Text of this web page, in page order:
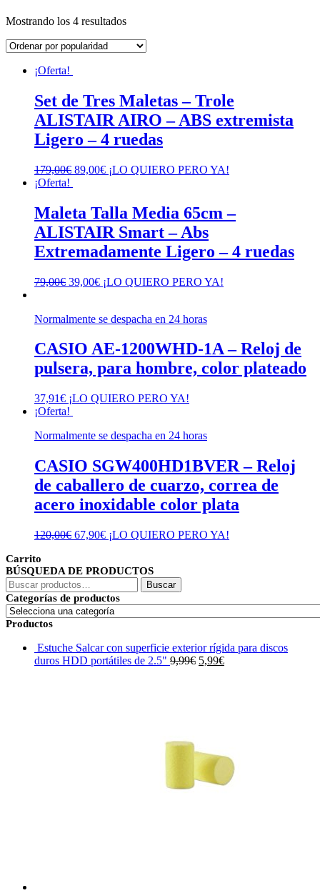
Mostrando los 4 resultadosOrdenado
popularidad
¡Oferta!
Set de Tres Maletas – Trole
ALISTAIR AIRO – ABS extremista
Ligero – 4 ruedas
179,00€ El
era:
179,00€.
89,00€El
es:
89,00€.
¡LO QUIERO PERO YA!
¡Oferta!
Maleta Talla Media 65cm –
ALISTAIR Smart – Abs
Extremadamente Ligero – 4 ruedas
79,00€ El
era:
39,00€El
es:
¡LO QUIERO PERO YA!
Normalmente se despacha en 24 horas
CASIO AE-1200WHD-1A – Reloj de
pulsera, para hombre, color plateado
37,91€ ¡LO QUIERO PERO YA!
¡Oferta!
Normalmente se despacha en 24 horas
CASIO SGW400HD1BVER – Reloj
de caballero de cuarzo, correa de
acero inoxidable color plata
120,00€ El
era:
120,00€.
67,90€El
es:
¡LO QUIERO PERO YA!
Carrito
BÚSQUEDA DE PRODUCTOS
Buscar
por:
Buscar
Categorías de productos
Productos
Estuche Salcar con superficie exterior rígida para discos
duros HDD portátiles de 2.5" 9,99€ El
5,99€El